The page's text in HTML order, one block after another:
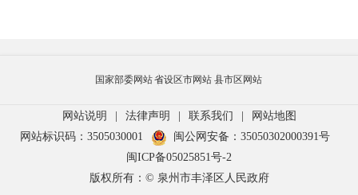
国家部委网站省设区市网站 县市区网站
网站说明 法律声明 联系我们
网站地图
网站标识码：3505030001
闽公网安备：35050302000391号
闽ICP备05025851号-2
版权所有：© 泉州市丰泽区人民政府